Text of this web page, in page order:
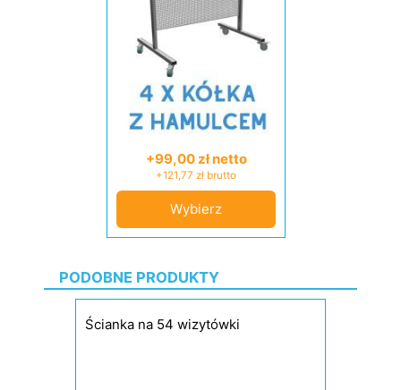
+99,00 zł netto
+121,77 zł brutto
Wybierz
PODOBNE PRODUKTY
Ścianka na 54 wizytówki